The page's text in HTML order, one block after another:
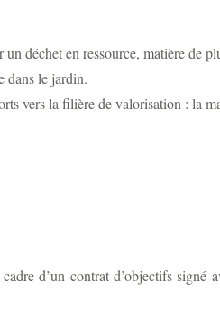
déchet en ressource, matière de
dans le jardin.
vers la filière de valorisation : la
d’un contrat d’objectifs